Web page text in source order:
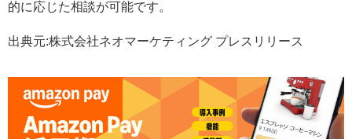
的に応じた相談が可能です。
出典元:株式会社ネオマーケティング プレスリリース